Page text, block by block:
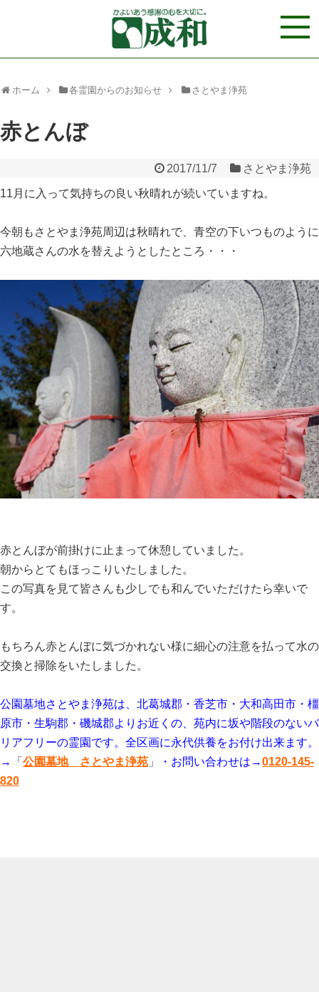
ホーム 各霊園からのお知らせ さとやま浄苑
赤とんぼ
2017/11/7 さとやま浄苑
11月に入って気持ちの良い秋晴れが続いていますね。
今朝もさとやま浄苑周辺は秋晴れで、青空の下いつものように
六地蔵さんの水を替えようとしたところ・・・
赤とんぼが前掛けに止まって休憩していました。
朝からとてもほっこりいたしました。
この写真を見て皆さんも少しでも和んでいただけたら幸いで
す。
もちろん赤とんぼに気づかれない様に細心の注意を払って水の
交換と掃除をいたしました。
公園墓地さとやま浄苑は、北葛城郡・香芝市・大和高田市・橿
原市・生駒郡・磯城郡よりお近くの、苑内に坂や階段のないバ
リアフリーの霊園です。全区画に永代供養をお付け出来ます。
→
「 公園墓地 さとやま浄苑 」 ・お問い合わせは→0120-145-
820